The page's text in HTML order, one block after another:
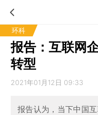
环科
报告：互联网
转型
2021年01月12日 09:33
报告认为，当下中国